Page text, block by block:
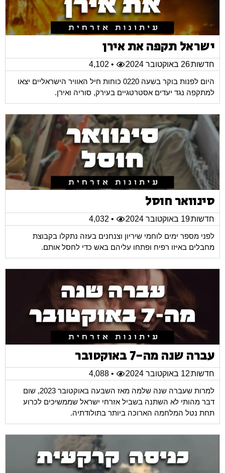
ישראל תקפה את אירן
חדשות26 באוקטובר 2024
• 4,102
היום לפנות בוקר בשעה 0220 כוחות חיל האוויר הישראליים יצאו
למתקפה נגד יעדים אסטרטגיים בעירק, סוריה ואירן.
סינוואר חוסל
חדשות19 באוקטובר 2024
• 4,032
לפני מספר ימים לוחמי שיריון וצנחנים בעזה נתקלו בקבוצת
מחבלים באיזו רפיח ופתחו עליהם באש כדי לחסל אותם.
עברה שנה מה-7 באוקטובר
חדשות12 באוקטובר 2024
• 4,088
למרות שעברה שנה שלמה מאז השבעה באוקטובר 2023, שום
דבר מהותי לא השתנה בשביל אזרחי ישראל שממשיכים לכרוע
תחת נטל המלחמה הארוכה ביותר בתולודתיה.